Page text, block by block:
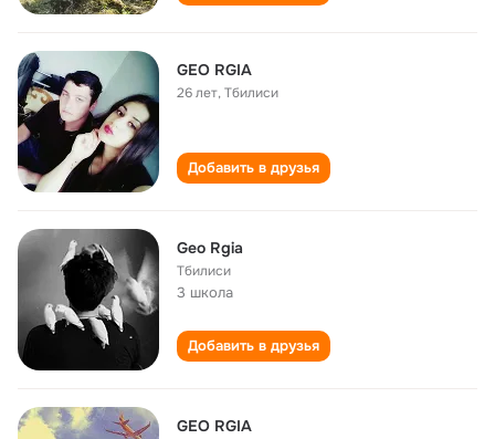
GEO RGIA
26 лет,Тбилиси
Добавить в друзья
Geo Rgia
Тбилиси
3 школа
Добавить в друзья
GEO RGIA